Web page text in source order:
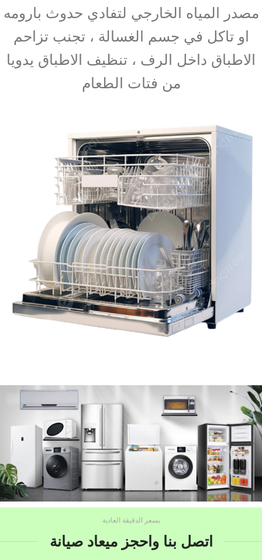
مصدر المياه الخارجي لتفادي حدوث بارومه
او تاكل في جسم الغسالة ، تجنب تزاحم
الاطباق داخل الرف ، تنظيف الاطباق يدويا
من فتات الطعام
بسعر الدقيقة العادية
اتصل بنا واحجز ميعاد صيانة